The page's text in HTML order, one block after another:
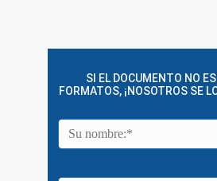
SI EL DOCUMENTO NO
FORMATOS, ¡NOSOTROS SE